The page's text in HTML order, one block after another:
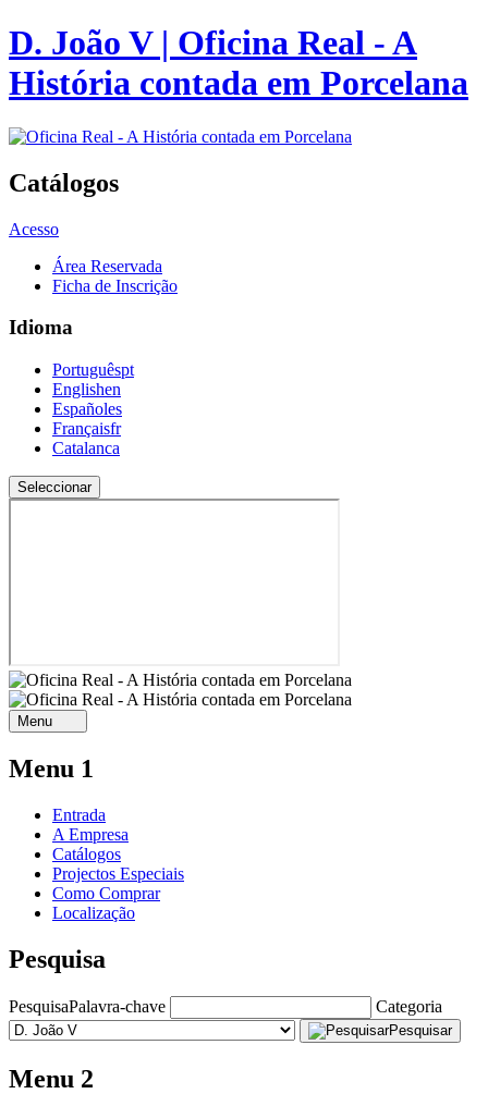
D. João V | Oficina Real - A
História contada em Porcelana
Catálogos
Acesso
Área Reservada
Ficha de Inscrição
Idioma
Portuguêspt
Englishen
Españoles
Françaisfr
Catalanca
Menu
Menu 1
Entrada
A Empresa
Catálogos
Projectos Especiais
Como Comprar
Localização
Pesquisa
PesquisaPalavra-chave Categoria
Pesquisar
Menu 2